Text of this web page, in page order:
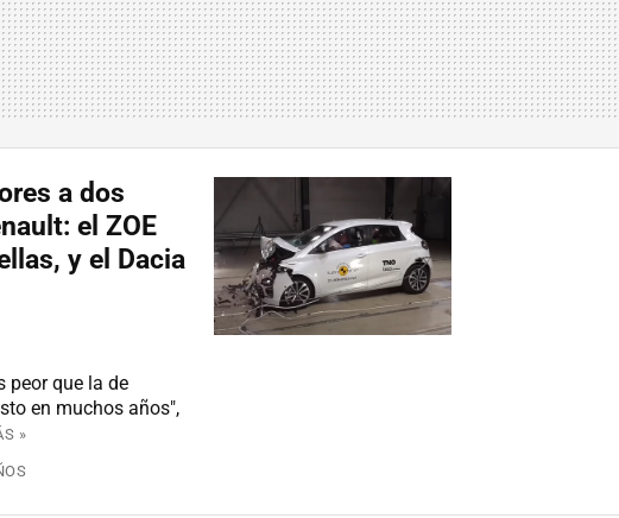
a dos
el ZOE
y el Dacia
peor que la de
en muchos años",
»